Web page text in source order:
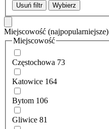
Usuń filtr Wybierz
Miejscowość (najpopularniejsze)
Miejscowość
Częstochowa 73
Katowice 164
Bytom 106
Gliwice 81